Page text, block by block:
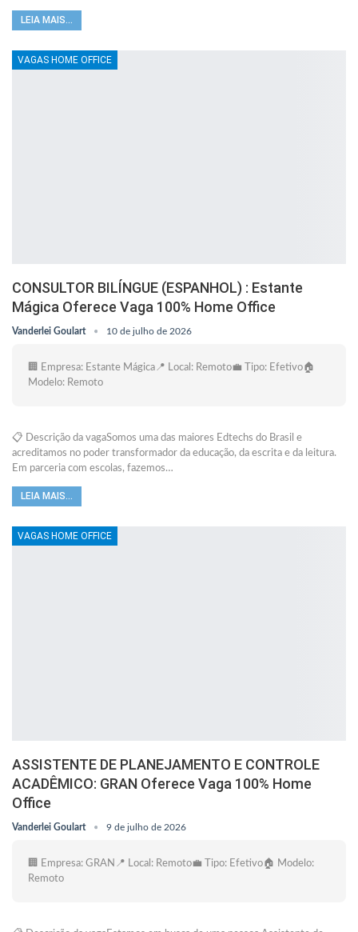
LEIA MAIS...
VAGAS HOME OFFICE
CONSULTOR BILÍNGUE (ESPANHOL) : Estante
Mágica Oferece Vaga 100% Home Office
Vanderlei Goulart 10 de julho de 2026
🏢 Empresa: Estante Mágica📍 Local: Remoto💼 Tipo: Efetivo🏠
Modelo: Remoto
📋 Descrição da vagaSomos uma das maiores Edtechs do Brasil e
acreditamos no poder transformador da educação, da escrita e da leitura.
Em parceria com escolas, fazemos…
LEIA MAIS...
VAGAS HOME OFFICE
ASSISTENTE DE PLANEJAMENTO E CONTROLE
ACADÊMICO: GRAN Oferece Vaga 100% Home
Office
Vanderlei Goulart 9 de julho de 2026
🏢 Empresa: GRAN📍 Local: Remoto💼 Tipo: Efetivo🏠 Modelo:
Remoto